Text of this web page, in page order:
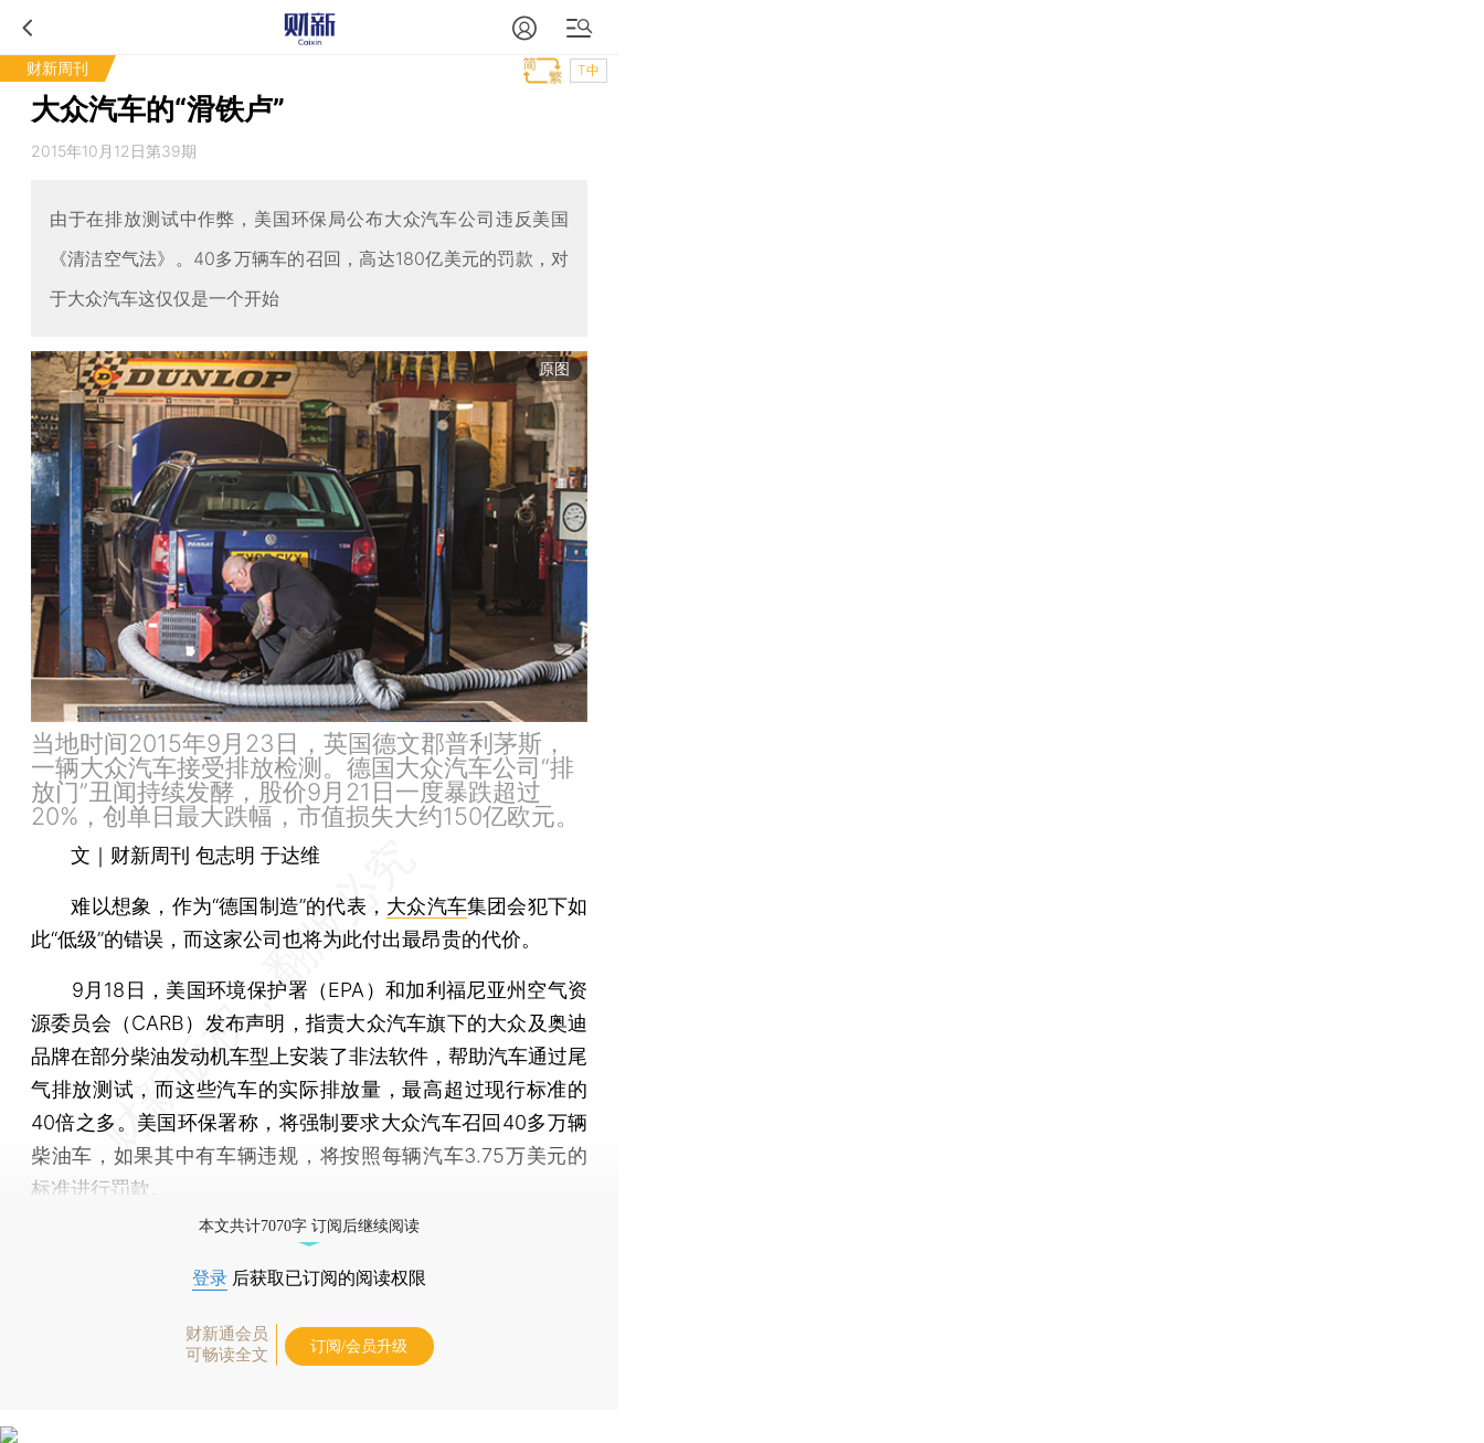
财新周刊 T中
大众汽车的“滑铁卢”
2015年10月12日第39期
由于在排放测试中作弊，美国环保局公布大众汽车公司违反美国
《清洁空气法》。40多万辆车的召回，高达180亿美元的罚款，对
于大众汽车这仅仅是一个开始
原图
当地时间2015年9月23日，英国德文郡普利茅斯，
一辆大众汽车接受排放检测。德国大众汽车公司“排
放门”丑闻持续发酵，股价9月21日一度暴跌超过
20%，创单日最大跌幅，市值损失大约150亿欧元。
文｜财新周刊 包志明 于达维
难以想象，作为“德国制造”的代表， 大众汽车集团会犯下如
此“低级”的错误，而这家公司也将为此付出最昂贵的代价。
9月18日，美国环境保护署（EPA）和加利福尼亚州空气资
源委员会（CARB）发布声明，指责大众汽车旗下的大众及奥迪
品牌在部分柴油发动机车型上安装了非法软件，帮助汽车通过尾
气排放测试，而这些汽车的实际排放量，最高超过现行标准的
40倍之多。美国环保署称，将强制要求大众汽车召回40多万辆
柴油车，如果其中有车辆违规，将按照每辆汽车3.75万美元的
标准进行罚款。
本文共计7070字 订阅后继续阅读
登录 后获取已订阅的阅读权限
财新通会员
可畅读全文
订阅/会员升级